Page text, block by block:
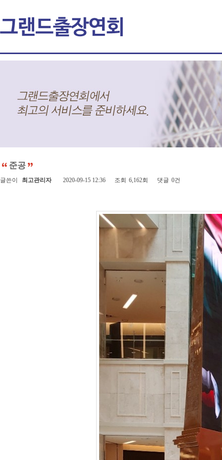
준공
글쓴이 최고관리자 2020-09-15 12:36 조회 6,162회 댓글 0건